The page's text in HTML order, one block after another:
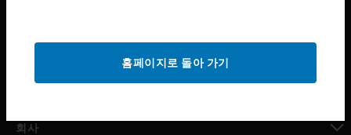
구매처
MYAUTOMATION サポート
회사
홈페이지로 돌아 가기